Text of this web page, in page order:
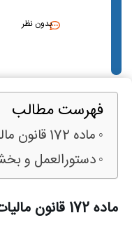
بدون نظر
فهرست مطالب
ماده 172 قانون مالیات های مستقیم
دستورالعمل و
ماده 172 قانون مالیات های مستقیم